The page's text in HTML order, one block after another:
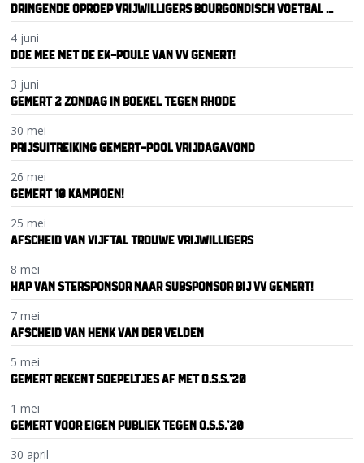
DRINGENDE OPROEP VRIJWILLIGERS BOURGONDISCH VOETBAL ...
4 juni
DOE MEE MET DE EK-POULE VAN VV GEMERT!
3 juni
GEMERT 2 ZONDAG IN BOEKEL TEGEN RHODE
30 mei
PRIJSUITREIKING GEMERT-POOL VRIJDAGAVOND
26 mei
GEMERT 10 KAMPIOEN!
25 mei
AFSCHEID VAN VIJFTAL TROUWE VRIJWILLIGERS
8 mei
HAP VAN STERSPONSOR NAAR SUBSPONSOR BIJ VV GEMERT!
7 mei
AFSCHEID VAN HENK VAN DER VELDEN
5 mei
GEMERT REKENT SOEPELTJES AF MET O.S.S.’20
1 mei
GEMERT VOOR EIGEN PUBLIEK TEGEN O.S.S.’20
30 april